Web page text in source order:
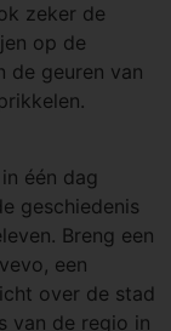
zeker de
op de
de geuren van
één dag
geschiedenis
Breng een
een
over de stad
van de regio in